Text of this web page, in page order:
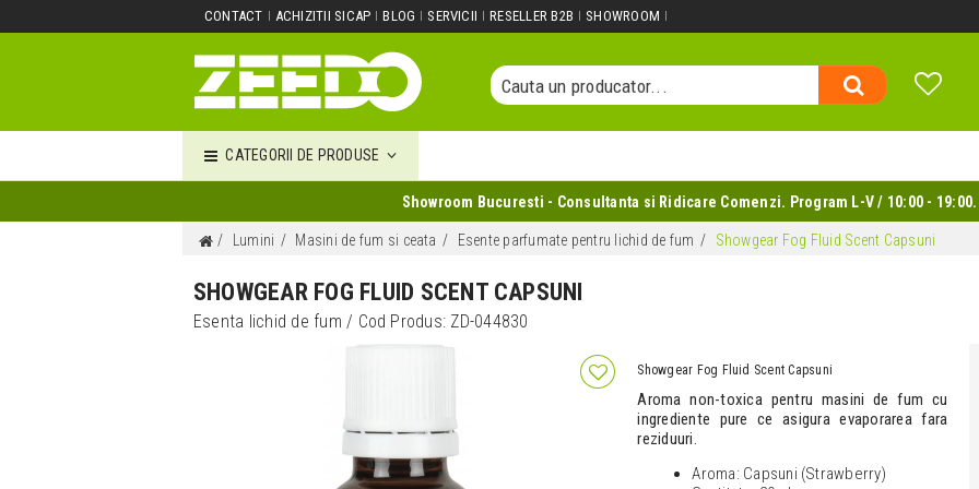
CONTACT ACHIZITII SICAP BLOG SERVICII RESELLER B2B SHOWROOM
Cauta un produs...
Cauta un producator...
CATEGORII DE PRODUSE
Showroom Bucuresti - Consultanta si Ridicare Comenzi. Program L-V / 10:00 -
Lumini Masini de fum si ceata Esente parfumate pentru lichid de fum Showgear Fog Fluid Scent Capsuni
SHOWGEAR FOG FLUID SCENT CAPSUNI
Esenta lichid de fum/ Cod Produs: ZD-044830
Showgear Fog Fluid Scent Capsuni
Aroma non-toxica pentru masini de fum cu
ingrediente pure ce asigura evaporarea fara
reziduuri.
Aroma: Capsuni (Strawberry)